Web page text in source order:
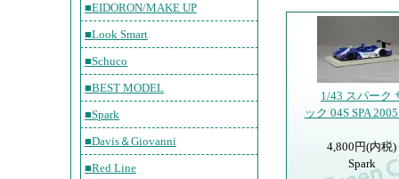
■EIDORON/MAKE UP
■Look Smart
■Schuco
■BEST MODEL
■Spark
■Davis＆Giovanni
■Red Line
1/43 スパーク
ック 04S SPA
4,800円(内税)
Spark